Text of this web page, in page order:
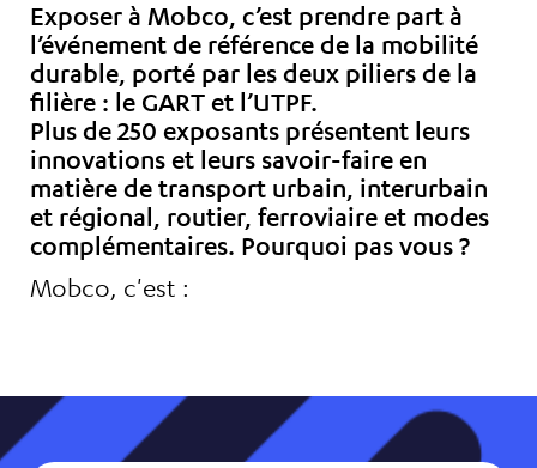
Exposer à Mobco, c’est prendre part à
l’événement de référence de la mobilité
durable, porté par les deux piliers de la
filière : le GART et l’UTPF.
Plus de 250 exposants présentent leurs
innovations et leurs savoir-faire en
matière de transport urbain, interurbain
et régional, routier, ferroviaire et modes
complémentaires. Pourquoi pas vous ?
Mobco, c'est :